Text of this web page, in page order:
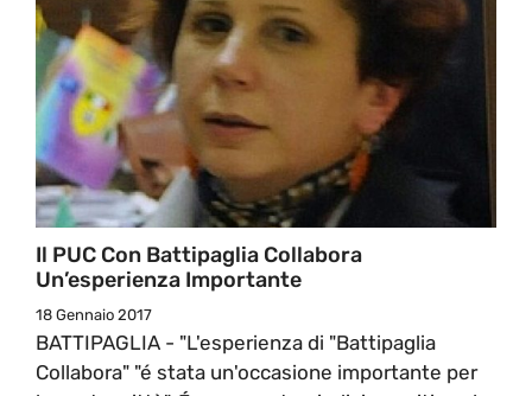
Il PUC Con Battipaglia Collabora
Un’esperienza Importante
18 Gennaio 2017
BATTIPAGLIA - "L'esperienza di "Battipaglia
Collabora" "é stata un'occasione importante per